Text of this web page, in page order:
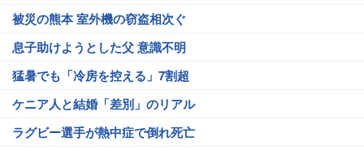
被災の熊本 室外機の窃盗相次ぐ
息子助けようとした父 意識不明
猛暑でも「冷房を控える」7割超
ケニア人と結婚「差別」のリアル
ラグビー選手が熱中症で倒れ死亡